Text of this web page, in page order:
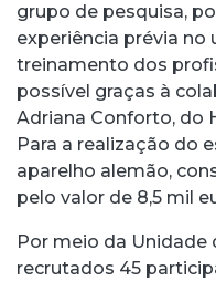
grupo de pesquisa,
experiência prévia no
treinamento dos
possível graças à
Adriana Conforto, do
Para a realização do
aparelho alemão,
pelo valor de 8,5 mil
Por meio da Unidade
recrutados 45